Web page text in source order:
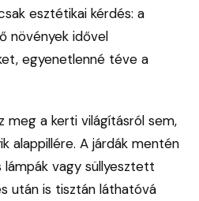
esztétikai kérdés: a
növények idővel
egyenetlenné téve a
meg a kerti világításról sem,
alappillére. A járdák mentén
vagy süllyesztett
után is tisztán láthatóvá